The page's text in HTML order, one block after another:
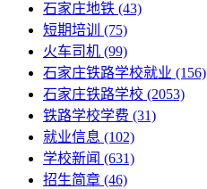
石家庄地铁 (43)
短期培训
(75)
火车司机 (99)
石家庄铁路学校就业 (156)
石家庄铁路学校 (2053)
铁路学校学费 (31)
就业信息 (102)
学校新闻 (631)
招生简章 (46)